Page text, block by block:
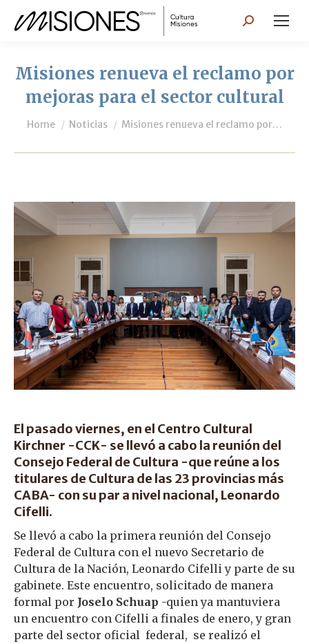
Search:
Misiones renueva el reclamo por
mejoras para el sector cultural
You are here:
Home Noticias Misiones renueva el reclamo por…
El pasado viernes, en el Centro Cultural
Kirchner -CCK- se llevó a cabo la reunión del
Consejo Federal de Cultura -que reúne a los
titulares de Cultura de las 23 provincias más
CABA- con su par a nivel nacional, Leonardo
Cifelli.
Se llevó a cabo la primera reunión del Consejo
Federal de Cultura con el nuevo Secretario de
Cultura de la Nación, Leonardo Cifelli y parte de su
gabinete. Este encuentro, solicitado de manera
formal por Joselo Schuap -quien ya mantuviera
un encuentro con Cifelli a finales de enero, y gran
parte del sector oficial federal, se realizó el